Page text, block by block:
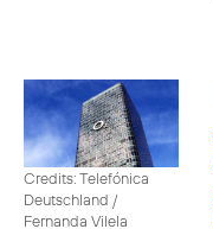
Credits: Telefónica
Deutschland /
Fernanda Vilela